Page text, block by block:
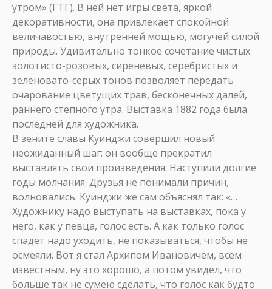
утром» (ГТГ). В ней нет игры света, яркой
декоративности, она привлекает спокойной
величавостью, внутренней мощью, могучей силой
природы. Удивительно тонкое сочетание чистых
золотисто-розовых, сиреневых, серебристых и
зеленовато-серых тонов позволяет передать
очарование цветущих трав, бесконечных далей,
раннего степного утра. Выставка 1882 года была
последней для художника.
В зените славы Куинджи совершил новый
неожиданный шаг: он вообще прекратил
выставлять свои произведения. Наступили долгие
годы молчания. Друзья не понимали причин,
волновались. Куинджи же сам объяснял так: «…
Художнику надо выступать на выставках, пока у
него, как у певца, голос есть. А как только голос
спадет надо уходить, не показываться, чтобы не
осмеяли. Вот я стал Архипом Ивановичем, всем
известным, ну это хорошо, а потом увидел, что
больше так не сумею сделать, что голос как будто